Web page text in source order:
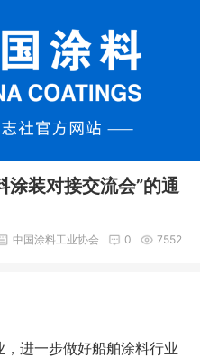
装对接交流会”的通
7552
0
中国涂料工业协会
进一步做好船舶涂料行业